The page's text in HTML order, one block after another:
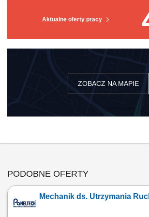
Aktualne oferty pracy
ZOBACZ NA MAPIE
PODOBNE OFERTY
Mechanik ds. Utrzymania